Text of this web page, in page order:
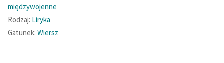
międzywojenne
Rodzaj: Liryka
Gatunek: Wiersz